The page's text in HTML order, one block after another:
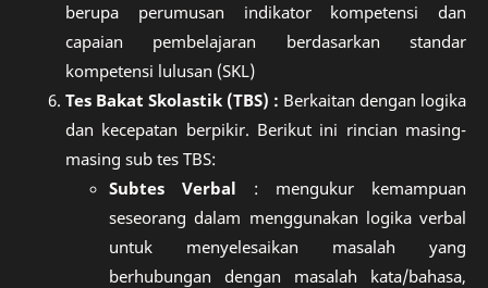
berupa perumusan indikator kompetensi dan
capaian pembelajaran berdasarkan standar
kompetensi lulusan (SKL)
Tes Bakat Skolastik (TBS) : Berkaitan dengan logika
dan kecepatan berpikir. Berikut ini rincian masing-
masing sub tes TBS:
Subtes Verbal : mengukur kemampuan
seseorang dalam menggunakan logika verbal
untuk menyelesaikan masalah yang
berhubungan dengan masalah kata/bahasa,